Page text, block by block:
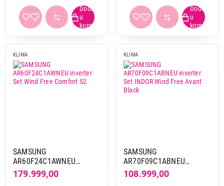
KLIMA
SAMSUNG
AR60F24C1AWNEU
inverter Set Wind Free
Comfort S2
179.999,00
KLIMA
SAMSUNG
AR70F09C1ABNEU
inverter Set INDOR Wind
Free Avant Black
108.999,00